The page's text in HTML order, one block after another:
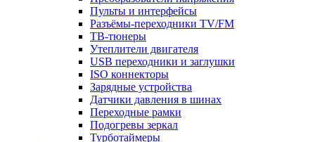
Пульты и интерфейсы
Разъёмы-переходники TV/FM
ТВ-тюнеры
Утеплители двигателя
USB переходники и заглушки
ISO коннекторы
Зарядные устройства
Датчики давления в шинах
Переходные рамки
Подогревы зеркал
Турботаймеры